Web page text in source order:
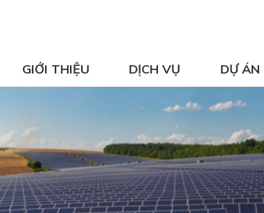
GIỚI THIỆU DỊCH VỤ DỰ ÁN